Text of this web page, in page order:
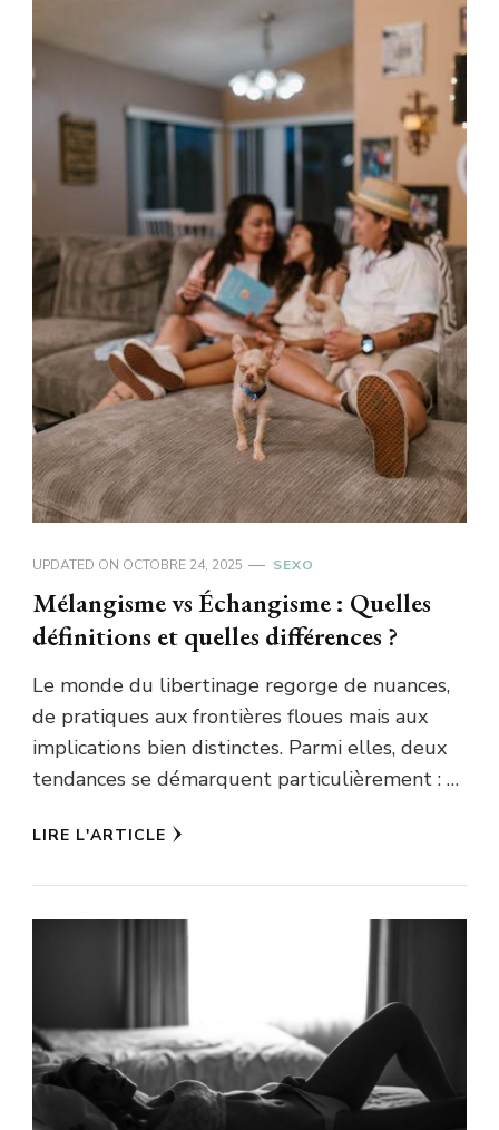
UPDATED ON OCTOBRE 24, 2025 SEXO
Mélangisme vs Échangisme : Quelles
définitions et quelles différences ?
Le monde du libertinage regorge de nuances,
de pratiques aux frontières floues mais aux
implications bien distinctes. Parmi elles, deux
tendances se démarquent particulièrement : …
LIRE L'ARTICLE